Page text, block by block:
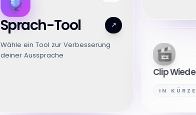
Sprach-Tool ↗
Wähle ein Tool zur Verbesserung
deiner Aussprache
Clip
IN KÜRZE